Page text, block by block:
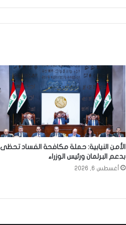
الأمن النيابية: حملة مكافحة الفساد تحظى
بدعم البرلمان ورئيس الوزراء
أغسطس 6, 2026